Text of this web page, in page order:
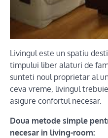
Livingul este un spatiu
timpului liber alaturi de
sunteti noul proprietar al
ceva vreme, livingul
asigure confortul necesar.
Doua metode simple
necesar in living-room: